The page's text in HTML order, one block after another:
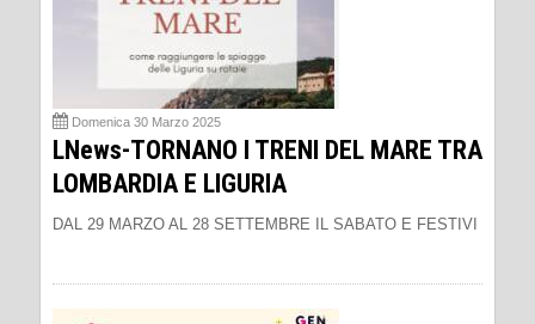
Domenica 30 Marzo 2025
LNews-TORNANO I TRENI DEL MARE TRA
LOMBARDIA E LIGURIA
DAL 29 MARZO AL 28 SETTEMBRE IL SABATO E FESTIVI